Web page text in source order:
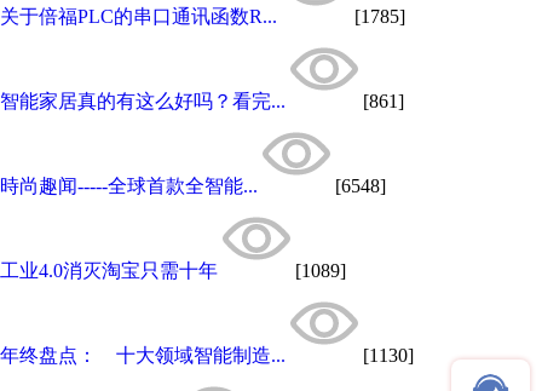
关于倍福PLC的串口通讯函数R... [1785]
智能家居真的有这么好吗？看完... [861]
時尚趣闻-----全球首款全智能... [6548]
工业4.0消灭淘宝只需十年 [1089]
年终盘点： 十大领域智能制造... [1130]